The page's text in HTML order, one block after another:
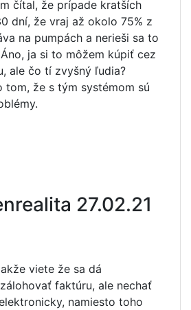
čítal, že prípade kratších
dní, že vraj až okolo 75% z
na pumpách a nerieši sa to
ja si to môžem kúpiť cez
ale čo tí zvyšný ľudia?
tom, že s tým systémom sú
27.02.21
viete že sa dá
faktúru, ale nechať
namiesto toho